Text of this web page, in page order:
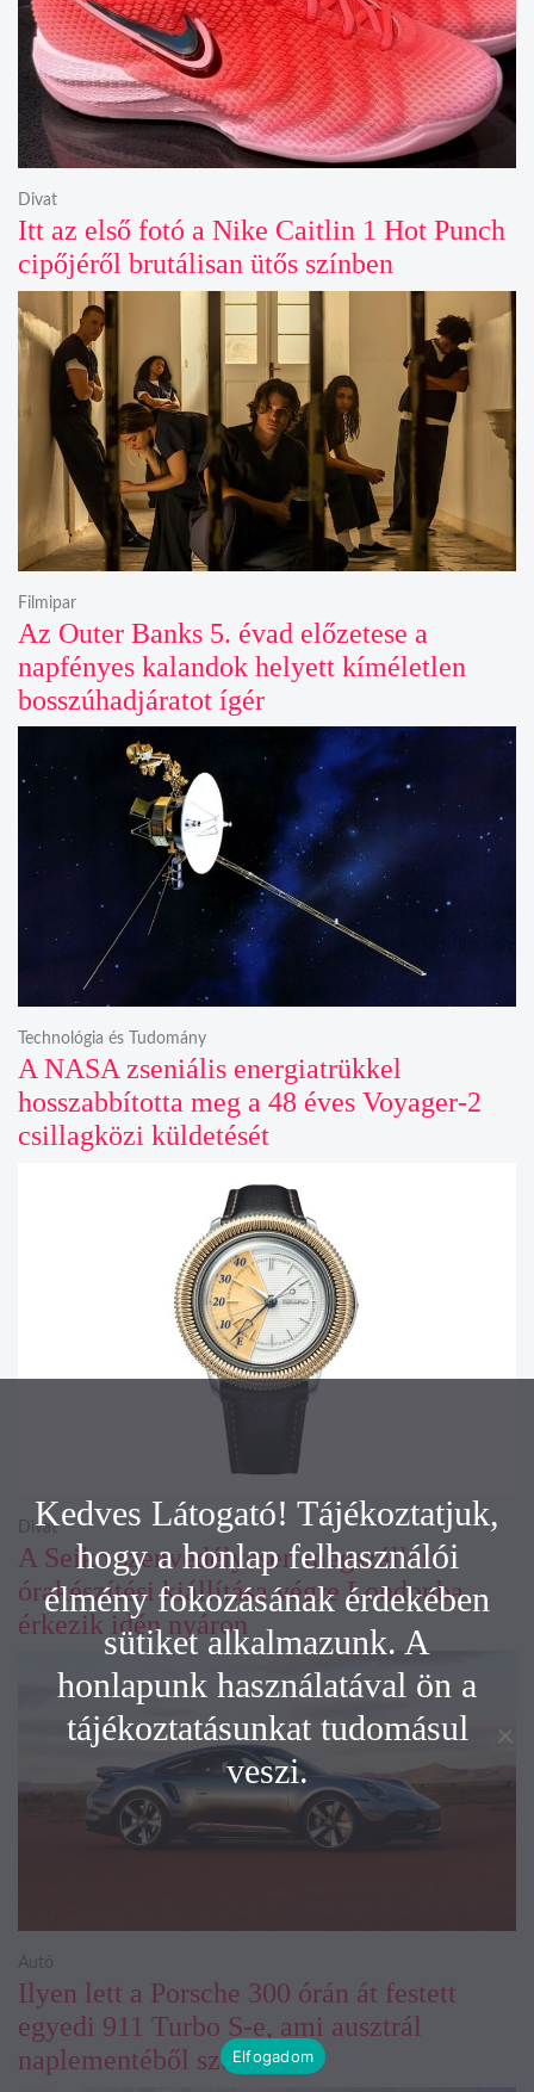
Itt az első fotó a Nike Caitlin 1 Hot Punch
cipőjéről brutálisan ütős színben
Divat
Az Outer Banks 5. évad előzetese a
napfényes kalandok helyett kíméletlen
bosszúhadjáratot ígér
Filmipar
A NASA zseniális energiatrükkel
hosszabbította meg a 48 éves Voyager-2
csillagközi küldetését
Technológia és Tudomány
A Seiko szenvedélyesen megszállott
órakészítési kiállítása végre Londonba
érkezik idén nyáron
Divat
Ilyen lett a Porsche 300 órán át festett
egyedi 911 Turbo S-e, ami ausztrál
naplementéből született
Autó
Kedves Látogató! Tájékoztatjuk,
hogy a honlap felhasználói
élmény fokozásának érdekében
sütiket alkalmazunk. A
honlapunk használatával ön a
tájékoztatásunkat tudomásul
veszi.
Elfogadom